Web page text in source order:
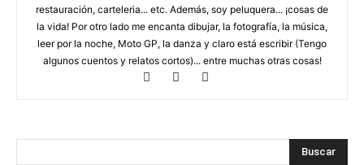
restauración, carteleria... etc. Además, soy peluquera... ¡cosas de
la vida! Por otro lado me encanta dibujar, la fotografía, la música,
leer por la noche, Moto GP, la danza y claro está escribir (Tengo
algunos cuentos y relatos cortos)... entre muchas otras cosas!